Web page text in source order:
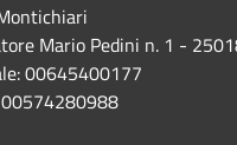
Mario Pedini n. 1 -
00645400177